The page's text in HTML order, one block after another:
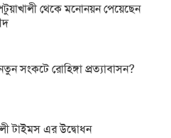
থেকে মনোনয়ন পেয়েছেন
সংকটে রোহিঙ্গা প্রত্যাবাসন?
টাইমস এর উদ্বোধন